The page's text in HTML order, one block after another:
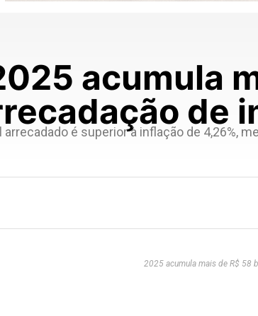
acumula
de
arrecadado é superior à inflação de 4,26%,
2025 acumula mais de R$ 58